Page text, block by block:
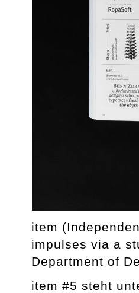
item
impulses via a
Department of
item #5 steht